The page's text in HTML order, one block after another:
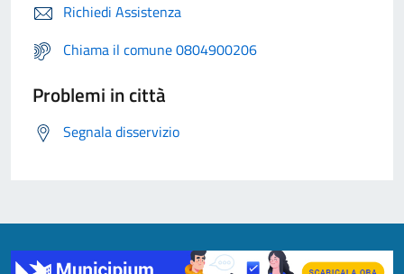
Richiedi Assistenza
Chiama il comune 0804900206
Problemi in città
Segnala disservizio